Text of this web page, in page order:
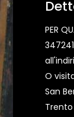
PER
O
San
Trento